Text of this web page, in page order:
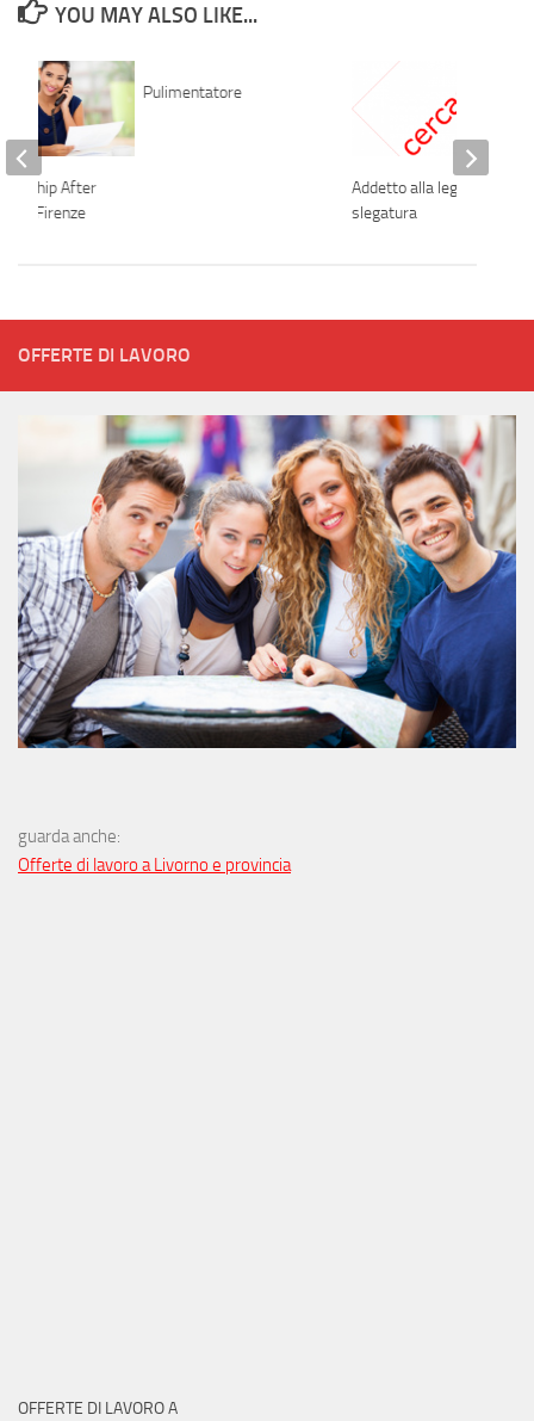
YOU MAY ALSO LIKE...
Pulimentatore
Addetto alla legatura e
slegatura
After
Firenze
OFFERTE DI LAVORO
guarda anche:
Offerte di lavoro a Livorno e provincia
OFFERTE DI LAVORO A